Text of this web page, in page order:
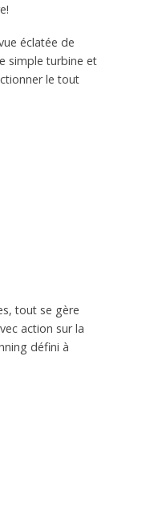
éclatée de
simple turbine et
le tout
tout se gère
action sur la
défini à